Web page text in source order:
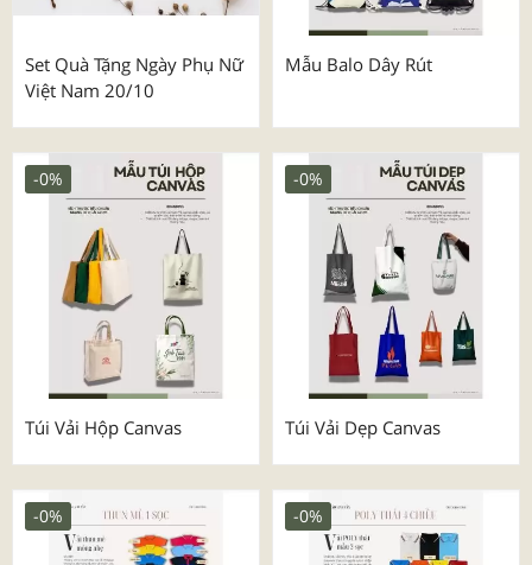
Set Quà Tặng Ngày Phụ Nữ
Việt Nam 20/10
Mẫu Balo Dây Rút
Túi Vải Hộp Canvas
-0%
Túi Vải Dẹp Canvas
-0%
-0% -0%